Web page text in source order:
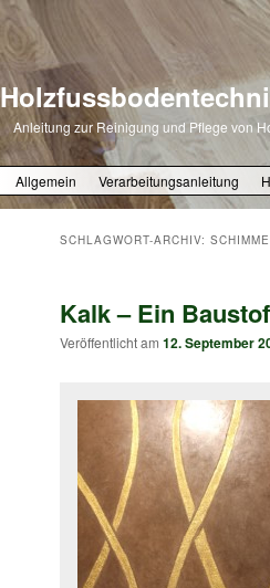
Anleitung zur Reinigung und Pflege von
Zum primären Inhalt springen
Zum sekundären Inhalt springen
Allgemein Verarbeitungsanleitung
SCHLAGWORT-ARCHIV:
Kalk – Ein
Veröffentlicht am 12. September